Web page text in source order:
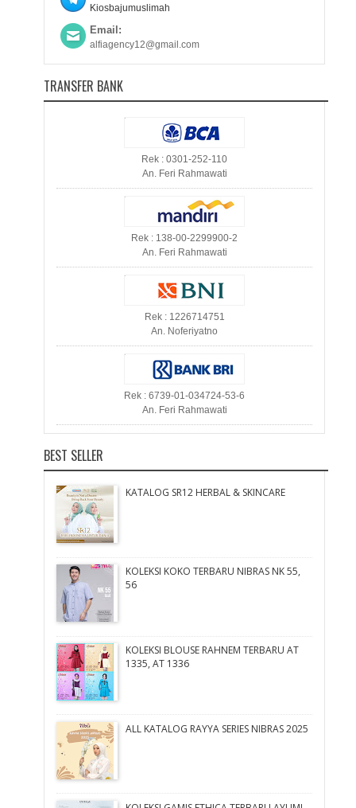
Kiosbajumuslimah
Email:
alfiagency12@gmail.com
TRANSFER BANK
Rek : 0301-252-110
An. Feri Rahmawati
Rek : 138-00-2299900-2
An. Feri Rahmawati
Rek : 1226714751
An. Noferiyatno
Rek : 6739-01-034724-53-6
An. Feri Rahmawati
BEST SELLER
KATALOG SR12 HERBAL & SKINCARE
KOLEKSI KOKO TERBARU NIBRAS NK 55,
56
KOLEKSI BLOUSE RAHNEM TERBARU AT
1335, AT 1336
ALL KATALOG RAYYA SERIES NIBRAS 2025